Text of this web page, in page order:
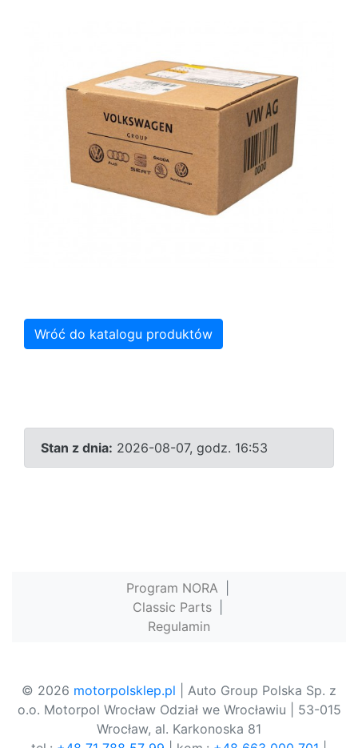
Wróć do katalogu produktów
Stan z dnia: 2026-08-07, godz. 16:53
Program NORA
Classic Parts
Regulamin
© 2026 motorpolsklep.pl | Auto Group Polska Sp. z
o.o. Motorpol Wrocław Odział we Wrocławiu | 53-015
Wrocław, al. Karkonoska 81